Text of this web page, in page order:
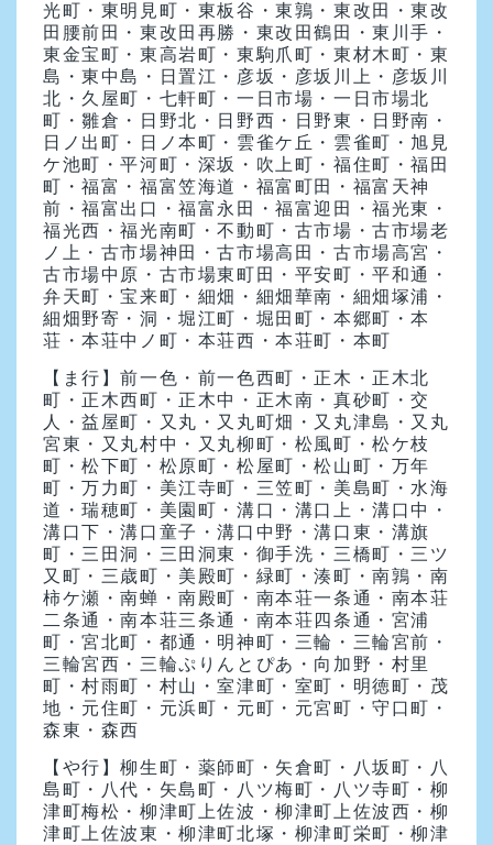
光町・東明見町・東板谷・東鶉・東改田・東改
田腰前田・東改田再勝・東改田鶴田・東川手・
東金宝町・東高岩町・東駒爪町・東材木町・東
島・東中島・日置江・彦坂・彦坂川上・彦坂川
北・久屋町・七軒町・一日市場・一日市場北
町・雛倉・日野北・日野西・日野東・日野南・
日ノ出町・日ノ本町・雲雀ケ丘・雲雀町・旭見
ケ池町・平河町・深坂・吹上町・福住町・福田
町・福富・福富笠海道・福富町田・福富天神
前・福富出口・福富永田・福富迎田・福光東・
福光西・福光南町・不動町・古市場・古市場老
ノ上・古市場神田・古市場高田・古市場高宮・
古市場中原・古市場東町田・平安町・平和通・
弁天町・宝来町・細畑・細畑華南・細畑塚浦・
細畑野寄・洞・堀江町・堀田町・本郷町・本
荘・本荘中ノ町・本荘西・本荘町・本町
【ま行】前一色・前一色西町・正木・正木北
町・正木西町・正木中・正木南・真砂町・交
人・益屋町・又丸・又丸町畑・又丸津島・又丸
宮東・又丸村中・又丸柳町・松風町・松ケ枝
町・松下町・松原町・松屋町・松山町・万年
町・万力町・美江寺町・三笠町・美島町・水海
道・瑞穂町・美園町・溝口・溝口上・溝口中・
溝口下・溝口童子・溝口中野・溝口東・溝旗
町・三田洞・三田洞東・御手洗・三橋町・三ツ
又町・三歳町・美殿町・緑町・湊町・南鶉・南
柿ケ瀬・南蝉・南殿町・南本荘一条通・南本荘
二条通・南本荘三条通・南本荘四条通・宮浦
町・宮北町・都通・明神町・三輪・三輪宮前・
三輪宮西・三輪ぷりんとぴあ・向加野・村里
町・村雨町・村山・室津町・室町・明徳町・茂
地・元住町・元浜町・元町・元宮町・守口町・
森東・森西
【や行】柳生町・薬師町・矢倉町・八坂町・八
島町・八代・矢島町・八ツ梅町・八ツ寺町・柳
津町梅松・柳津町上佐波・柳津町上佐波西・柳
津町上佐波東・柳津町北塚・柳津町栄町・柳津